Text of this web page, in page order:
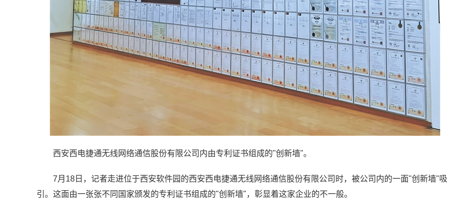
西安西电捷通无线网络通信股份有限公司内由专利证书组成的"创新墙"。
7月18日，记者走进位于西安软件园的西安西电捷通无线网络通信股份有限公司时，被公司内的一面"创新墙"吸
引。这面由一张张不同国家颁发的专利证书组成的"创新墙"，彰显着这家企业的不一般。